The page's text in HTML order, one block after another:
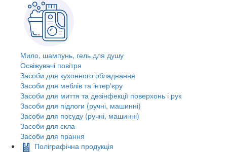
Мило, шампунь, гель для душу
Освіжувачі повітря
Засоби для кухонного обладнання
Засоби для меблів та інтер'єру
Засоби для миття та дезінфекції поверхонь і рук
Засоби для підлоги (ручні, машинні)
Засоби для посуду (ручні, машинні)
Засоби для скла
Засоби для прання
Поліграфічна продукція